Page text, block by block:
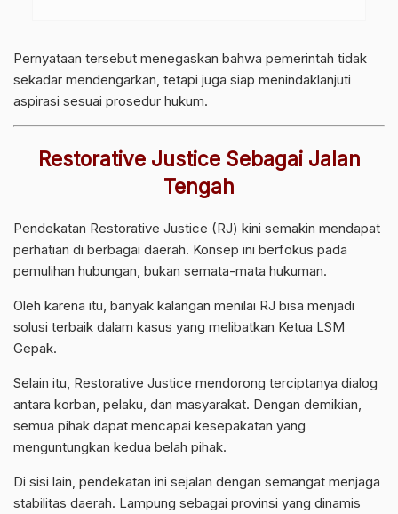
Pernyataan tersebut menegaskan bahwa pemerintah tidak
sekadar mendengarkan, tetapi juga siap menindaklanjuti
aspirasi sesuai prosedur hukum.
Restorative Justice Sebagai Jalan
Tengah
Pendekatan Restorative Justice (RJ) kini semakin mendapat
perhatian di berbagai daerah. Konsep ini berfokus pada
pemulihan hubungan, bukan semata-mata hukuman.
Oleh karena itu, banyak kalangan menilai RJ bisa menjadi
solusi terbaik dalam kasus yang melibatkan Ketua LSM
Gepak.
Selain itu, Restorative Justice mendorong terciptanya dialog
antara korban, pelaku, dan masyarakat. Dengan demikian,
semua pihak dapat mencapai kesepakatan yang
menguntungkan kedua belah pihak.
Di sisi lain, pendekatan ini sejalan dengan semangat menjaga
stabilitas daerah. Lampung sebagai provinsi yang dinamis